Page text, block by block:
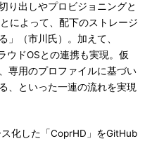
り出しやプロビジョニングと
によって、配下のストレージ
」（市川氏）。加えて、
ウドOSとの連携も実現。仮
専用のプロファイルに基づい
、といった一連の流れを実現
化した「CoprHD」をGitHub